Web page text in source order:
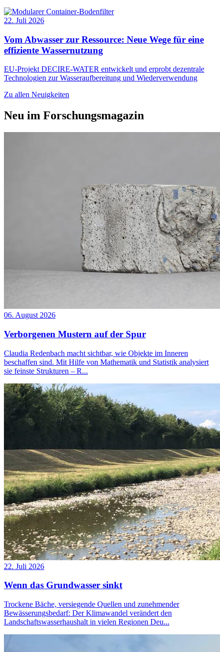
22. Juli 2026
Vom Abwasser zur Ressource: Neue Wege für eine
effiziente Wassernutzung
EU-Projekt DECIRE-WATER entwickelt und erprobt dezentrale
Technologien zur Wasseraufbereitung und Wiederverwendung
Zu allen Neuigkeiten
Neu im Forschungsmagazin
06. August 2026
Verborgenen Mustern auf der Spur
Claudia Redenbach macht sichtbar, wie Objekte im Inneren
beschaffen sind. Mit Hilfe von Mathematik und Statistik analysiert
sie feinste Strukturen – R...
22. Juli 2026
Wenn das Grundwasser sinkt
Trockene Bäche, versiegende Quellen und zunehmender
Bewässerungsbedarf: Der Klimawandel verändert den
Landschaftswasserhaushalt in vielen Regionen Deu...